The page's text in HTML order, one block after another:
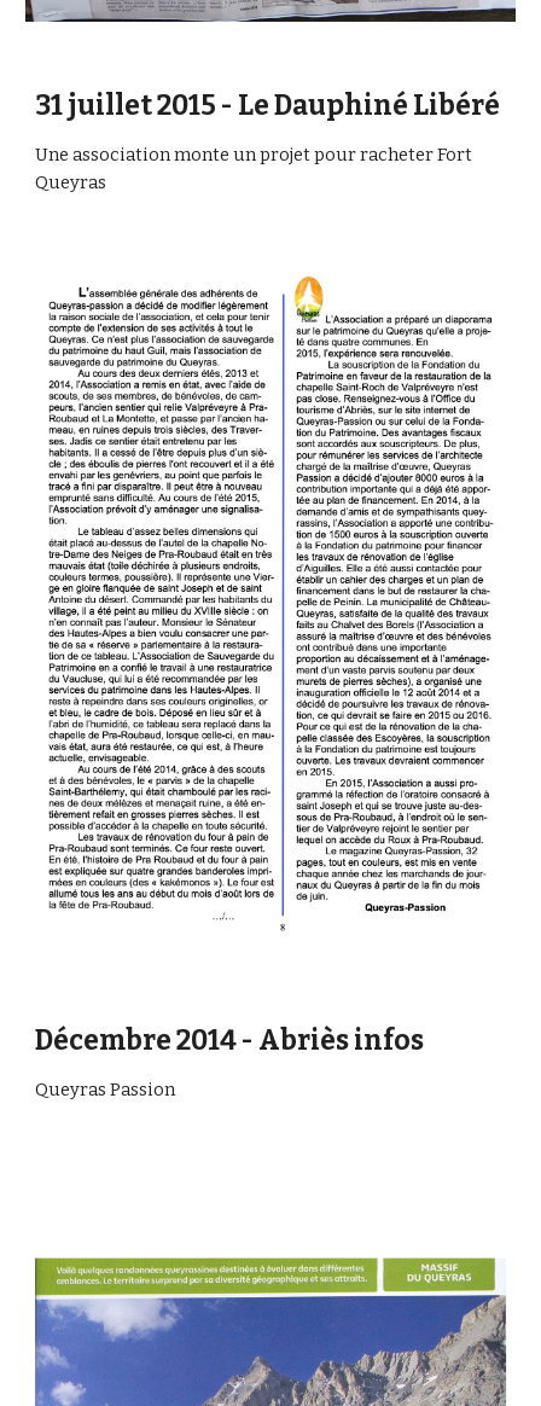
31 juillet 2015 - Le Dauphiné Libéré
Une association monte un projet pour racheter Fort
Queyras
Décembre 2014 - Abriès infos
Queyras Passion